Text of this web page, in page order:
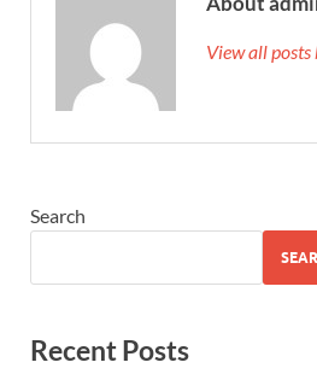
View all
Search
Recent Posts